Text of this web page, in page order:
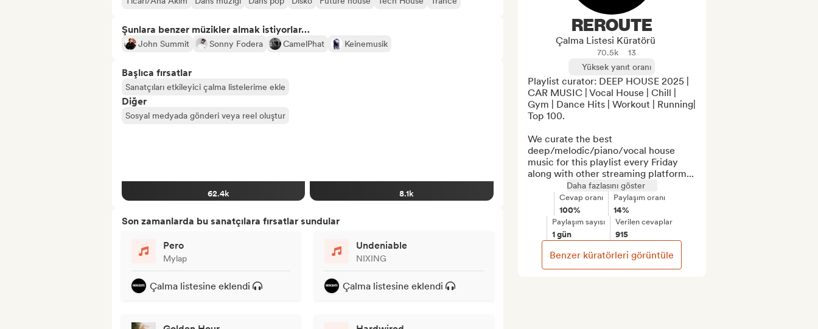
Şunlara benzer müzikler almak istiyorlar…
John Summit Sonny Fodera CamelPhat Keinemusik
Başlıca fırsatlar
Sanatçıları etkileyici çalma listelerime ekle
Diğer
Sosyal medyada gönderi veya reel oluştur
62.4k 8.1k
Son zamanlarda bu sanatçılara fırsatlar sundular
Pero
Mylap
Çalma listesine eklendi
Undeniable
NIXING
Çalma listesine eklendi
REROUTE
Çalma Listesi Küratörü
70.5k
13
Yüksek yanıt oranı
Playlist curator: DEEP HOUSE 2025 |
CAR MUSIC | Vocal House | Chill |
Gym | Dance Hits | Workout | Running|
Top 100.
We curate the best
deep/melodic/piano/vocal house
music for this playlist every Friday
along with other streaming platform...
Daha fazlasını göster
Cevap oranı
100%
Paylaşım oranı
14%
Paylaşım sayısı
1 gün
Verilen cevaplar
915
Benzer küratörleri görüntüle